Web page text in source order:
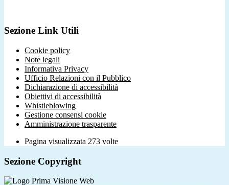
Sezione Link Utili
Cookie policy
Note legali
Informativa Privacy
Ufficio Relazioni con il Pubblico
Dichiarazione di accessibilità
Obiettivi di accessibilità
Whistleblowing
Gestione consensi cookie
Amministrazione trasparente
Pagina visualizzata 273 volte
Sezione Copyright